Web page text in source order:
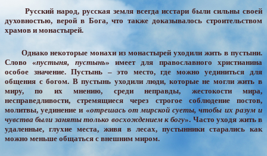
Русский народ, русская земля всегда исстари были сильны своей
духовностью, верой в Бога, что также доказывалось строительством
храмов и монастырей.
Однако некоторые монахи из монастырей уходили жить в пустыни.
Слово «пустыня, пустынь» имеет для православного христианина
особое значение. Пустынь – это место, где можно уединиться для
общения с богом. В пустынь уходили люди, которые не могли жить в
миру, по их мнению, среди неправды, жестокости мира,
несправедливости, стремящиеся через строгое соблюдение постов,
молитвы, уединение и «отрешась от мирской суеты, чтобы их разум и
чувства были заняты только восхождением к богу». Часто уходя жить в
удаленные, глухие места, живя в лесах, пустынники старались как
можно меньше общаться с внешним миром.